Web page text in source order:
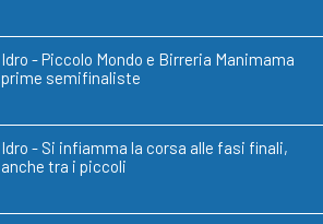
Idro - Piccolo Mondo e Birreria Manimama
prime semifinaliste
Idro - Si infiamma la corsa alle fasi finali,
anche tra i piccoli